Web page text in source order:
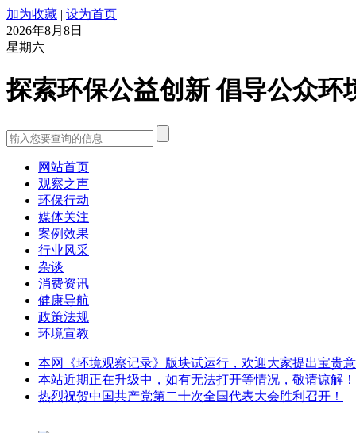
加为收藏 | 设为首页
2026年8月8日
星期六
探索环保公益创新 倡导公众环
网站首页
观察之声
环保行动
媒体关注
案例效果
行业风采
杂谈
消费资讯
健康导航
政策法规
环境宣教
本网《环境观察记录》版块试运行，欢迎大家提出宝贵
本站近期正在升级中，如有无法打开等情况，敬请谅解！
热烈祝贺中国共产党第二十次全国代表大会胜利召开！